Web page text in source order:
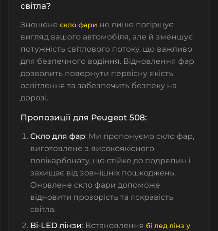
світла?
Зношене скло фари не лише погіршує
вигляд вашого автомобіля, але й зменшує
потужність світлового потоку, що важливо
для безпечного водіння. Відновлення фар
дозволить повернути первісну якість
освітлення та забезпечить безпеку на
дорозі.
Пропозиції для Peugeot 508:
Скло для фар: Ми пропонуємо скло фар,
виготовлене з високоякісного
полікарбонату, що стійке до подряпин і
захищає від зовнішніх пошкоджень.
Оновлене скло фари допоможе
відновити прозорість та яскравість
світла.
Bi-LED лінзи: Встановлення бі лед лінз у